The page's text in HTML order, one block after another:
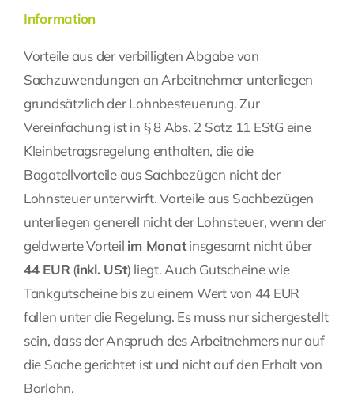
Kontakt
Information
Vorteile aus der verbilligten Abgabe von
Sachzuwendungen an Arbeitnehmer unterliegen
grundsätzlich der Lohnbesteuerung. Zur
Vereinfachung ist in § 8 Abs. 2 Satz 11 EStG eine
Kleinbetragsregelung enthalten, die die
Bagatellvorteile aus Sachbezügen nicht der
Lohnsteuer unterwirft. Vorteile aus Sachbezügen
unterliegen generell nicht der Lohnsteuer, wenn der
geldwerte Vorteil im Monatinsgesamt nicht über
44 EUR(inkl. USt) liegt. Auch Gutscheine wie
Tankgutscheine bis zu einem Wert von 44 EUR
fallen unter die Regelung. Es muss nur sichergestellt
sein, dass der Anspruch des Arbeitnehmers nur auf
die Sache gerichtet ist und nicht auf den Erhalt von
Barlohn.